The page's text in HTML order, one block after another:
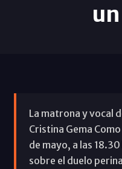
La matrona y vocal
Cristina Gema
de mayo, a las
sobre el duelo